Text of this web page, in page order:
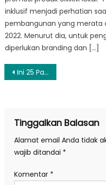
inklusif menjadi perhatian
pembangunan yang merata
2022. Menurut dia, untuk
diperlukan branding dan […]
Navigasi
Ini 25 Password Terburuk 2018
Tinggalkan Balasan
Alamat email Anda tidak
wajib ditandai *
Komentar *